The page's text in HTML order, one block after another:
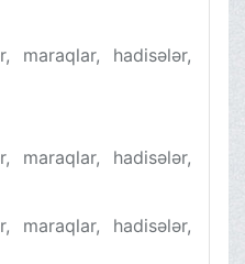
hadisələr,
hadisələr,
hadisələr,